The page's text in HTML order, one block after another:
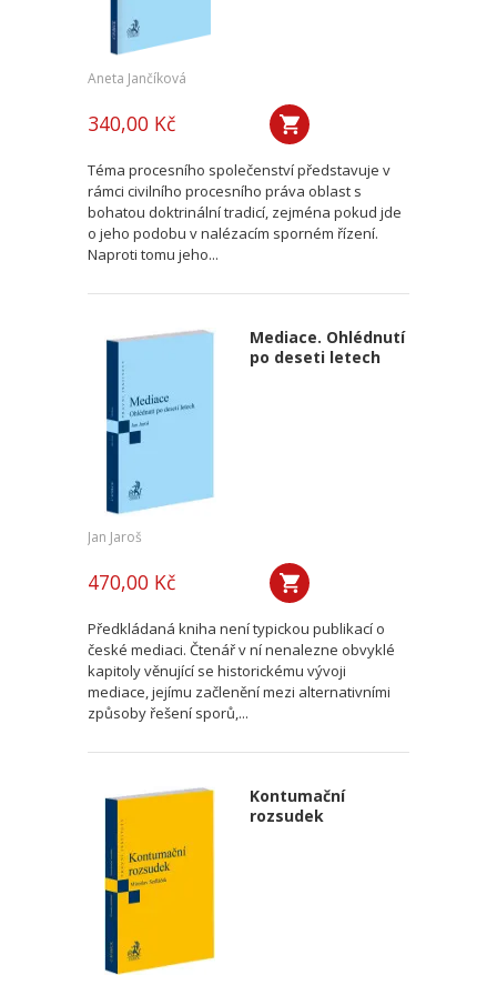
Aneta Jančíková
340,00 Kč
Téma procesního společenství představuje v
rámci civilního procesního práva oblast s
bohatou doktrinální tradicí, zejména pokud jde
o jeho podobu v nalézacím sporném řízení.
Naproti tomu jeho...
Mediace. Ohlédnutí
po deseti letech
Jan Jaroš
470,00 Kč
Předkládaná kniha není typickou publikací o
české mediaci. Čtenář v ní nenalezne obvyklé
kapitoly věnující se historickému vývoji
mediace, jejímu začlenění mezi alternativními
způsoby řešení sporů,...
Kontumační
rozsudek